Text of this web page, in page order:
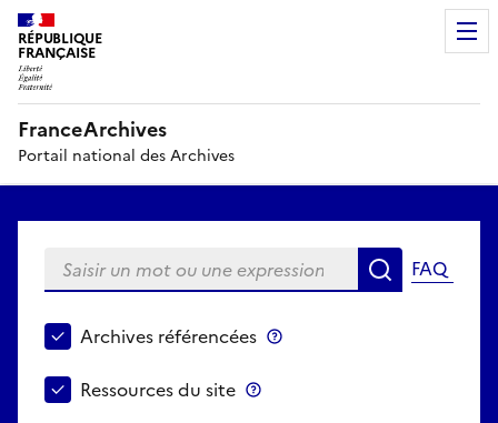
RÉPUBLIQUE
FRANÇAISE
FranceArchives
Portail national des Archives
Saisir un mot ou une expression Rechercher
FAQ
Choisir le périmètre de recherche
Archives référencées
Ressources du site